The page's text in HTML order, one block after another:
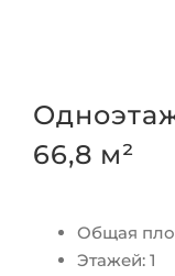
66,8 м²
Общая
Этажей: 1